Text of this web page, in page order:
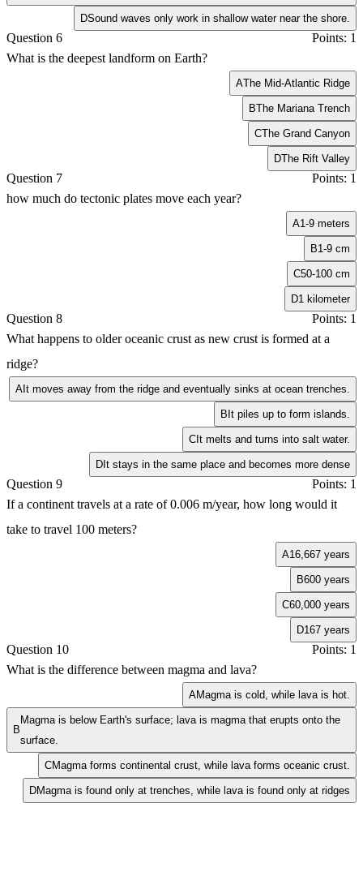
DSound waves only work in shallow water near the shore.
Question 6
Points: 1
What is the deepest landform on Earth?
AThe Mid-Atlantic Ridge
BThe Mariana Trench
CThe Grand Canyon
DThe Rift Valley
Question 7
Points: 1
how much do tectonic plates move each year?
A 1-9 meters
B 1-9 cm
C50-100 cm
D 1 kilometer
Question 8
Points: 1
What happens to older oceanic crust as new crust is formed at a
ridge?
AIt moves away from the ridge and eventually sinks at ocean trenches.
BIt piles up to form islands.
CIt melts and turns into salt water.
DIt stays in the same place and becomes more dense
Question 9
Points: 1
If a continent travels at a rate of 0.006 m/year, how long would it
take to travel 100 meters?
A 16,667 years
B600 years
C60,000 years
D 167 years
Question 10
Points: 1
What is the difference between magma and lava?
AMagma is cold, while lava is hot.
B
Magma is below Earth's surface; lava is magma that erupts onto the
surface.
CMagma forms continental crust, while lava forms oceanic crust.
DMagma is found only at trenches, while lava is found only at ridges